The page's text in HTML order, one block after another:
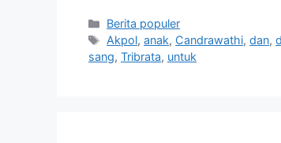
Kategori
Berita populer
Tag
Akpol,anak, Candrawathi,dan,
sang, Tribrata, untuk